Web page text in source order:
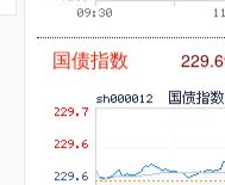
国债指数 229.69